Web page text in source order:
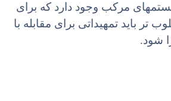
مرکب وجود دارد که برای
تر باید تمهیداتی برای مقابله با
شود.